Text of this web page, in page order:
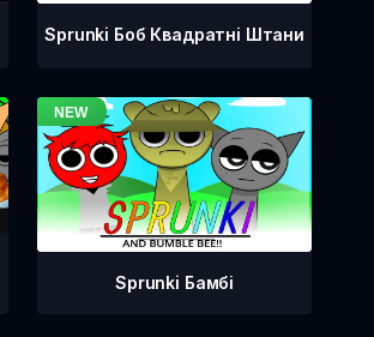
Sprunki Боб Квадратні Штани
Sprunki Бамбі